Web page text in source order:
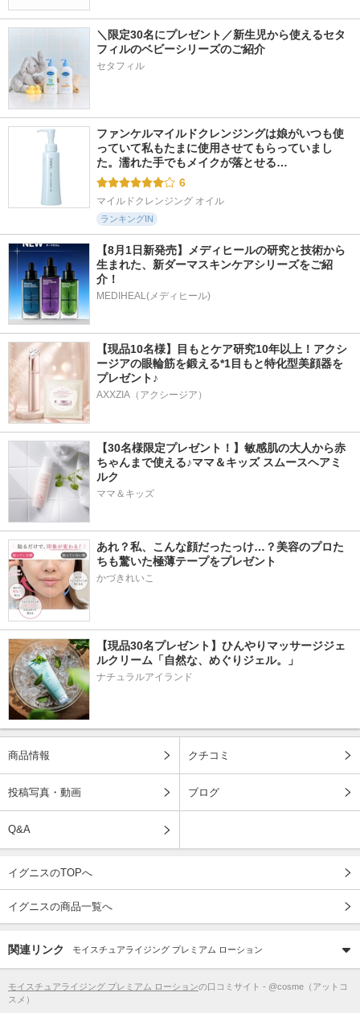
＼限定30名にプレゼント／新生児から使えるセタ
フィルのベビーシリーズのご紹介
セタフィル
ファンケルマイルドクレンジングは娘がいつも使
っていて私もたまに使用させてもらっていまし
た。濡れた手でもメイクが落とせる…
6
マイルドクレンジング オイル
ランキングIN
【8月1日新発売】メディヒールの研究と技術から
生まれた、新ダーマスキンケアシリーズをご紹
介！
MEDIHEAL(メディヒール)
【現品10名様】目もとケア研究10年以上！アクシ
ージアの眼輪筋を鍛える*1目もと特化型美顔器を
プレゼント♪
AXXZIA（アクシージア）
【30名様限定プレゼント！】敏感肌の大人から赤
ちゃんまで使える♪ママ＆キッズ スムースヘアミ
ルク
ママ＆キッズ
あれ？私、こんな顔だったっけ…？美容のプロた
ちも驚いた極薄テープをプレゼント
かづきれいこ
【現品30名プレゼント】ひんやりマッサージジェ
ルクリーム「自然な、めぐりジェル。」
ナチュラルアイランド
商品情報 クチコミ
投稿写真・動画 ブログ
Q&A
イグニスのTOPへ
イグニスの商品一覧へ
関連リンク モイスチュアライジング プレミアム ローション
モイスチュアライジング プレミアム ローションの口コミサイト - @cosme（アットコ
スメ）